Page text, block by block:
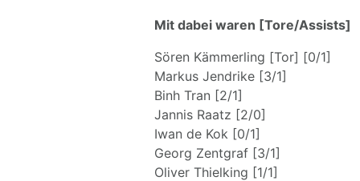
Mit dabei waren [Tore/Assists]
Sören Kämmerling [Tor] [0/1]
Markus Jendrike [3/1]
Binh Tran [2/1]
Jannis Raatz [2/0]
Iwan de Kok [0/1]
Georg Zentgraf [3/1]
Oliver Thielking [1/1]